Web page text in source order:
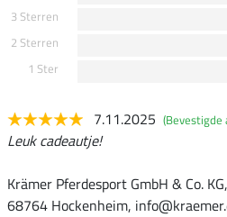
3 Sterren
2 Sterren
1 Ster
7.11.2025 (Bevestigde
Leuk cadeautje!
Krämer Pferdesport GmbH & Co.
68764 Hockenheim,